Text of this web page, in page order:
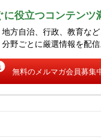
に役立つコンテンツ
地方自治、行政、教育など
分野ごとに厳選情報を配信
無料のメルマガ会員募集